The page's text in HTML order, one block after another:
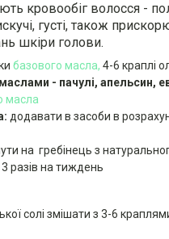
кровообіг волосся -
густі, також
шкіри голови.
базового масла, 4-6 краплі
- пачулі, апельсин,
масла
додавати в засоби в
на гребінець з
разів на тиждень
солі змішати з 3-6 краплями